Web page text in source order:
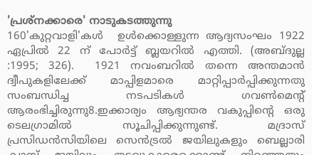
'പ്രശ്‌നക്കാരെ' നാടുകടത്തുന്നു
160'കുറ്റവാളി'കള്‍ ഉള്‍ക്കൊള്ളുന്ന ആദ്യസംഘം 1922
ഏപ്രില്‍ 22 ന് പോര്‍ട്ട് ബ്ലയറില്‍ എത്തി. (അബ്ദുല്ല
:1995; 326). 1921 നവംബറില്‍ തന്നെ അന്തമാന്‍
ദ്വീപുകളിലേക്ക് മാപ്പിളമാരെ മാറ്റിപ്പാര്‍പ്പിക്കുന്നതു
സംബന്ധിച്ച നടപടികള്‍ ഗവണ്‍മെന്റ്
ആരംഭിച്ചിരുന്നു8.ഇക്കാര്യം ആഭ്യന്തര വകുപ്പിന്റെ ഒരു
ടെലഗ്രാമില്‍ സൂചിപ്പിക്കുന്നുണ്ട്. മദ്രാസ്
പ്രസിഡന്‍സിയിലെ സെന്‍ട്രല്‍ ജയിലുകളും ബെല്ലാരി